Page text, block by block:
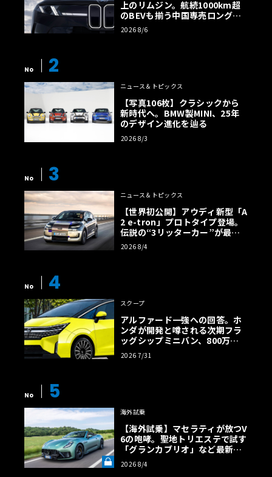
上のリムジン。航続1000km超
のBEVも揃う中国専売ロング仕
様の全貌
2026 8/6
No 2
ニュース＆トピックス
【写真106枚】クラシックから
新時代へ。BMW製MINI、25年
のデザイン進化を辿る
2026 8/3
No 3
ニュース＆トピックス
【世界初公開】アウディ新型「A
2 e-tron」プロトタイプ登場。
伝説の“3リッターカー”が最高
効率エントリーBEVとして復活
【画像38枚】
2026 8/4
No 4
スクープ
アルファード一強への回答。ホ
ンダが開発と噂される次期フラ
ッグシップミニバン、800万円
超の勝算【予想CG】
2026 7/31
No 5
海外試乗
【海外試乗】マセラティが放つV
6の咆哮。聖地トリエステで試す
「グランカブリオ」など最新ト
ロフェオ3台の官能評価《LE VO
LANT LAB》
2026 8/4